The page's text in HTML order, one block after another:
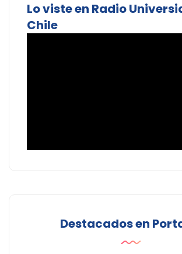
Lo viste en Radio
Chile
Destacados en